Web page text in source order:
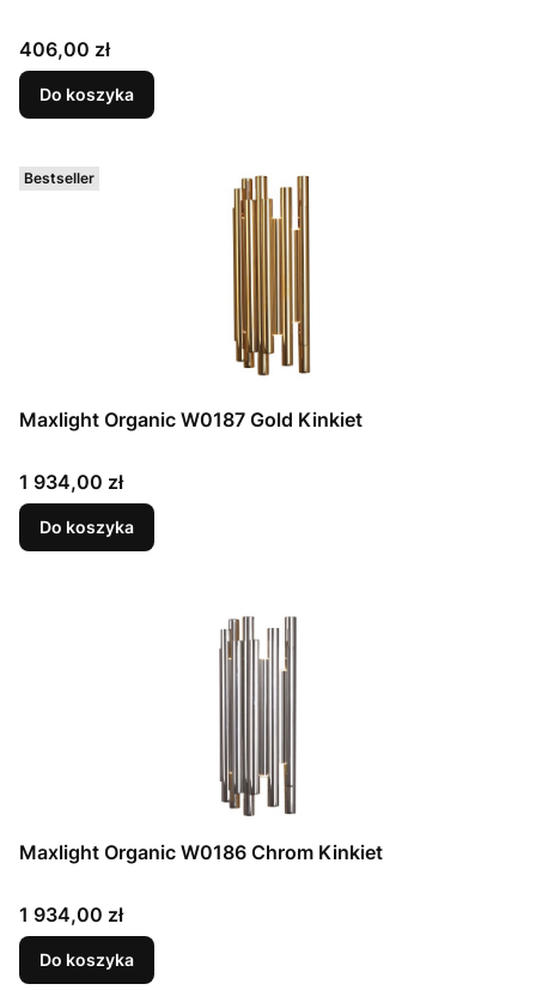
Cena
406,00 zł
Do koszyka
Bestseller
Maxlight Organic W0187 Gold Kinkiet
Cena
1 934,00 zł
Do koszyka
Maxlight Organic W0186 Chrom Kinkiet
Cena
1 934,00 zł
Do koszyka